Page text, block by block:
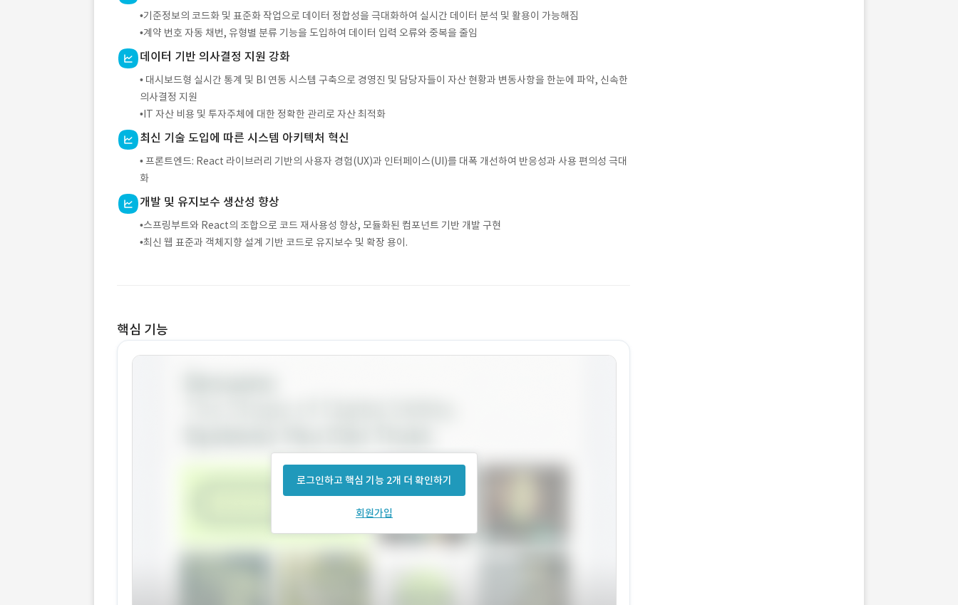
•기준정보의 코드화 및 표준화 작업으로 데이터 정합성을 극대화하여 실시간 데이터 분석 및 활용이 가능해짐
•계약 번호 자동 채번, 유형별 분류 기능을 도입하여 데이터 입력 오류와 중복을 줄임
데이터 기반 의사결정 지원 강화
• 대시보드형 실시간 통계 및 BI 연동 시스템 구축으로 경영진 및 담당자들이 자산 현황과 변동사항을 한눈에 파악, 신속한
의사결정 지원
•IT 자산 비용 및 투자주체에 대한 정확한 관리로 자산 최적화
최신 기술 도입에 따른 시스템 아키텍처 혁신
• 프론트엔드: React 라이브러리 기반의 사용자 경험(UX)과 인터페이스(UI)를 대폭 개선하여 반응성과 사용 편의성 극대
화
개발 및 유지보수 생산성 향상
•스프링부트와 React의 조합으로 코드 재사용성 향상, 모듈화된 컴포넌트 기반 개발 구현
•최신 웹 표준과 객체지향 설계 기반 코드로 유지보수 및 확장 용이.
핵심 기능
로그인하고 핵심 기능 2개 더 확인하기
회원가입